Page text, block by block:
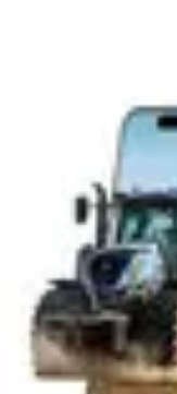
Semoir Agricole